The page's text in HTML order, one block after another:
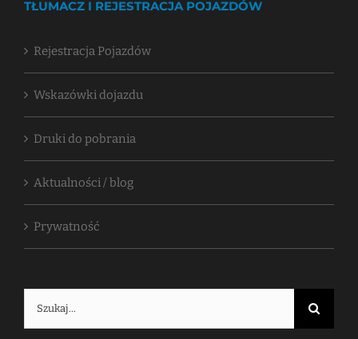
TŁUMACZ I REJESTRACJA POJAZDÓW
Rejestracja Pojazdów
Wskazówki dojazdu
Druki do pobrania
Aktualności / blog
Prywatność
Szukaj